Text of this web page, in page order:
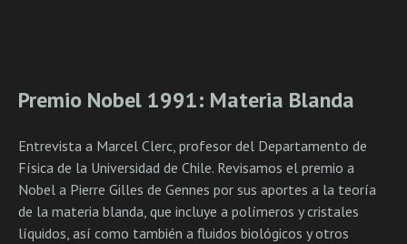
Premio Nobel 1991: Materia Blanda
Entrevista a Marcel Clerc, profesor del Departamento de
Física de la Universidad de Chile. Revisamos el premio a
Nobel a Pierre Gilles de Gennes por sus aportes a la teoría
de la materia blanda, que incluye a polímeros y cristales
líquidos, así como también a fluidos biológicos y otros